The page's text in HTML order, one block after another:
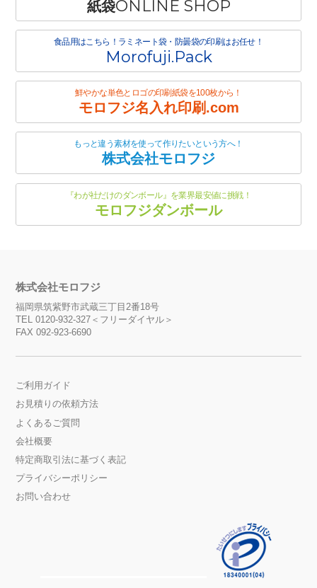
紙袋ONLINE SHOP
食品用はこちら！ラミネート袋・防曇袋の印刷はお任せ！
Morofuji.Pack
鮮やかな単色とロゴの印刷紙袋を100枚から！
モロフジ名入れ印刷.com
もっと違う素材を使って作りたいという方へ！
株式会社モロフジ
『わが社だけのダンボール』を業界最安値に挑戦！
モロフジダンボール
株式会社モロフジ
福岡県筑紫野市武蔵三丁目2番18号
TEL 0120-932-327＜フリーダイヤル＞
FAX 092-923-6690
ご利用ガイド
お見積りの依頼方法
よくあるご質問
会社概要
特定商取引法に基づく表記
プライバシーポリシー
お問い合わせ